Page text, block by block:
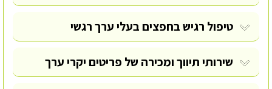
טיפול רגיש בחפצים בעלי ערך רגשי
שירותי תיווך ומכירה של פריטים יקרי ערך